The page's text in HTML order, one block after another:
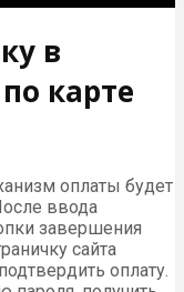
в
карте
оплаты будет
ввода
завершения
сайта
оплату.